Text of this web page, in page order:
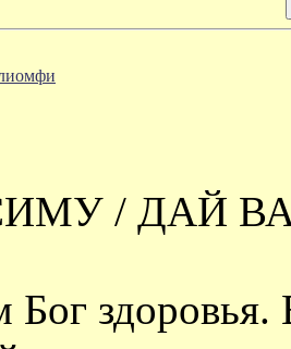
/ ДАЙ
здоровья.